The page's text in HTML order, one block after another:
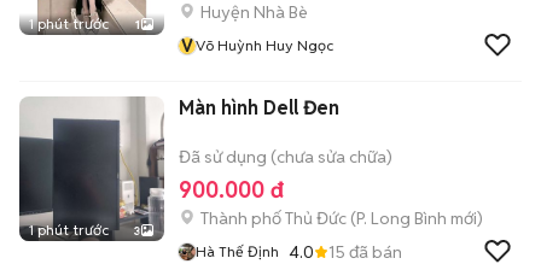
1 phút trước 1
Huyện Nhà Bè
VVõ Huỳnh Huy Ngọc
1 phút trước 3
Màn hình Dell Đen
Đã sử dụng (chưa sửa chữa)
900.000 đ
Thành phố Thủ Đức (P. Long Bình mới)
Hà Thế Định 4.0 15 đã bán